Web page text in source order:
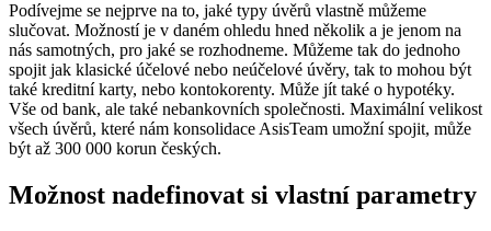
Podívejme se nejprve na to, jaké typy úvěrů vlastně můžeme
slučovat. Možností je v daném ohledu hned několik a je jenom na
nás samotných, pro jaké se rozhodneme. Můžeme tak do jednoho
spojit jak klasické účelové nebo neúčelové úvěry, tak to mohou být
také kreditní karty, nebo kontokorenty. Může jít také o hypotéky.
Vše od bank, ale také nebankovních společnosti. Maximální velikost
všech úvěrů, které nám konsolidace AsisTeam umožní spojit, může
být až 300 000 korun českých.
Možnost nadefinovat si vlastní parametry